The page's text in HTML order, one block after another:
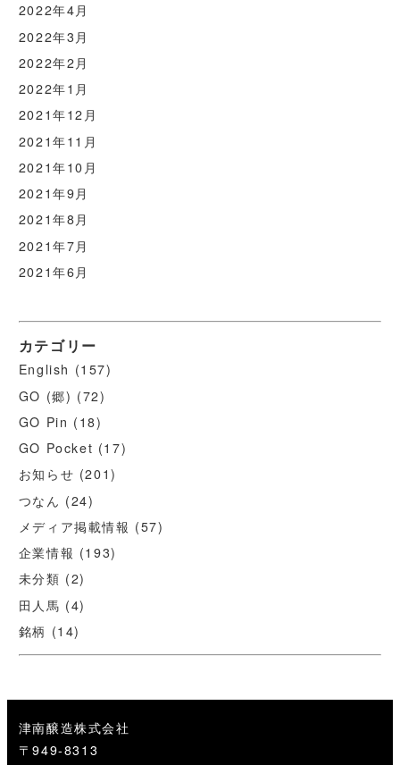
2022年4月
2022年3月
2022年2月
2022年1月
2021年12月
2021年11月
2021年10月
2021年9月
2021年8月
2021年7月
2021年6月
カテゴリー
English (157)
GO (郷) (72)
GO Pin (18)
GO Pocket (17)
お知らせ (201)
つなん (24)
メディア掲載情報 (57)
企業情報 (193)
未分類 (2)
田人馬 (4)
銘柄 (14)
津南醸造株式会社
〒949-8313